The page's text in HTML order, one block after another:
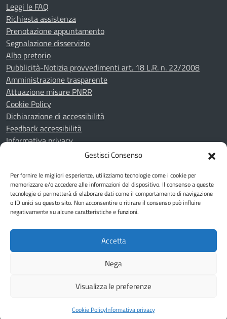
Gestisci Consenso
Per fornire le migliori esperienze, utilizziamo tecnologie come i cookie per
memorizzare e/o accedere alle informazioni del dispositivo. Il consenso a queste
tecnologie ci permetterà di elaborare dati come il comportamento di navigazione
o ID unici su questo sito. Non acconsentire o ritirare il consenso può influire
negativamente su alcune caratteristiche e funzioni.
Accetta
Nega
Visualizza le preferenze
Cookie PolicyInformativa privacy
Leggi le FAQ
Richiesta assistenza
Prenotazione appuntamento
Segnalazione disservizio
Albo pretorio
Pubblicità-Notizia provvedimenti art. 18 L.R. n. 22/2008
Amministrazione trasparente
Attuazione misure PNRR
Cookie Policy
Dichiarazione di accessibilità
Feedback accessibilità
Informativa privacy
Whistleblowing
SEGUICI SU